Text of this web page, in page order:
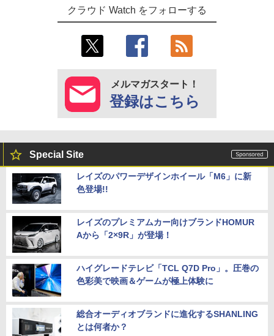
クラウド Watch をフォローする
メルマガスタート！
登録はこちら
Special Site
レイズのパワーデザインホイール「M6」に新
色登場!!
レイズのプレミアムカー向けブランドHOMUR
Aから「2×9R」が登場！
ハイグレードテレビ「TCL Q7D Pro」。圧巻の
色彩美で映画＆ゲームが極上体験に
総合オーディオブランドに進化するSHANLING
とは何者か？